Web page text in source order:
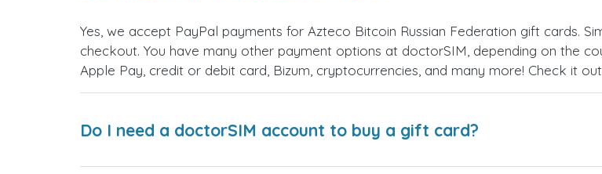
Yes, we accept PayPal payments for Azteco Bitcoin Russian Federation gift cards.
checkout. You have many other payment options at doctorSIM, depending on the
Apple Pay, credit or debit card, Bizum, cryptocurrencies, and many more! Check it
Do I need a doctorSIM account to buy a gift card?